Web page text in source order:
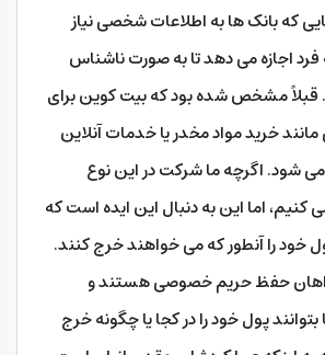
که بانک ها به اطلاعات شخصی نیاز
فرد اجازه می دهد تا به صورت ناشناس
قبلاً مشخص شده بود که بیت کوین برای
خرید مواد مخدر یا خدمات آنلاین
می شود. اگرچه ما شرکت در این نوع
کنیم، اما این به دنبال این ایده است که
خود را آنطور که می خواهند خرج کنند.
حفظ حریم خصوصی هستند و
پول خود را در کجا یا چگونه خرج